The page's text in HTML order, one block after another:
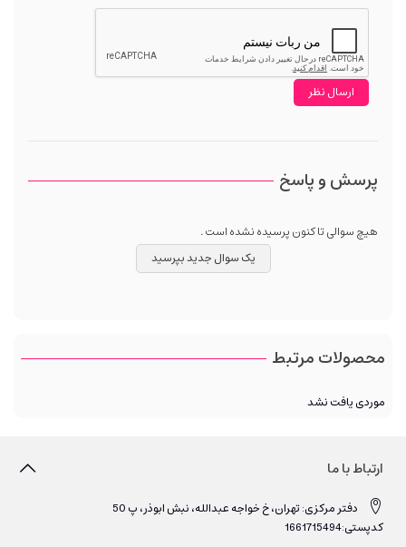
پرسش و پاسخ
هیچ سوالی تا کنون پرسیده نشده است .
یک سوال جدید بپرسید
محصولات مرتبط
موردی یافت نشد
ارتباط با ما
دفتر مرکزی: تهران، خ خواجه عبدالله، نبش ابوذر، پ 50
کدپستی:1661715494